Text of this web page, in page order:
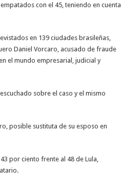
con el 45, teniendo en cuenta
en 139 ciudades brasileñas,
Daniel Vorcaro, acusado de fraude
el mundo empresarial, judicial y
sobre el caso y el mismo
posible sustituta de su esposo en
por ciento frente al 48 de Lula,